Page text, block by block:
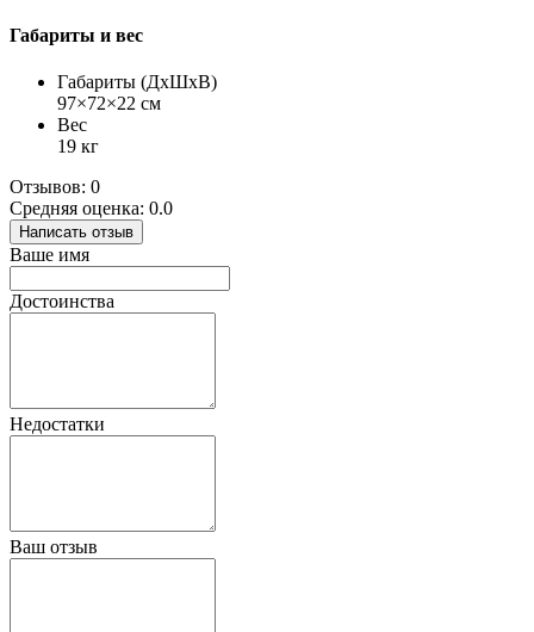
Габариты и вес
Габариты (ДхШхВ)
97×72×22 см
Вес
19 кг
Отзывов: 0
Средняя оценка: 0.0
Написать отзыв
Ваше имя
Достоинства
Недостатки
Ваш отзыв